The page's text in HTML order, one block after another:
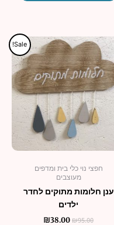
Sale!
חפצי נוי כלי בית ומדפים
מעוצבים
ענן חלומות מתוקים לחדר
ילדים
₪95.00
המחיר
המקורי
היה:
₪95.00.
₪38.00
המחיר
הנוכחי
הוא:
₪38.00.
למוצר
זה
יש
מספר
סוגים.
לבחור
את